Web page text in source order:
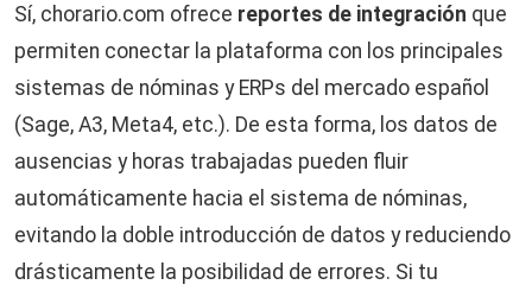
Sí, chorario.com ofrece reportes de integración que
permiten conectar la plataforma con los principales
sistemas de nóminas y ERPs del mercado español
(Sage, A3, Meta4, etc.). De esta forma, los datos de
ausencias y horas trabajadas pueden fluir
automáticamente hacia el sistema de nóminas,
evitando la doble introducción de datos y reduciendo
drásticamente la posibilidad de errores. Si tu